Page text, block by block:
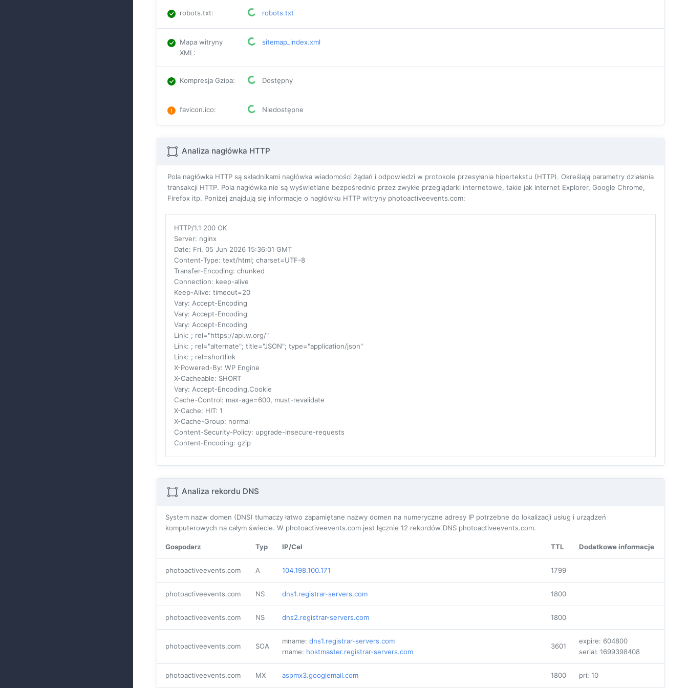
robots.txt: robots.txt
Mapa witryny
XML:
sitemap_index.xml
Kompresja Gzipa: Dostępny
favicon.ico: Niedostępne
Analiza nagłówka HTTP
Pola nagłówka HTTP są składnikami nagłówka wiadomości żądań i odpowiedzi w protokole przesyłania hipertekstu (HTTP). Określają parametry działania
transakcji HTTP. Pola nagłówka nie są wyświetlane bezpośrednio przez zwykłe przeglądarki internetowe, takie jak Internet Explorer, Google Chrome,
Firefox itp. Poniżej znajdują się informacje o nagłówku HTTP witryny photoactiveevents.com:
HTTP/1.1 200 OK
Server: nginx
Date: Fri, 05 Jun 2026 15:36:01 GMT
Content-Type: text/html; charset=UTF-8
Transfer-Encoding: chunked
Connection: keep-alive
Keep-Alive: timeout=20
Vary: Accept-Encoding
Vary: Accept-Encoding
Vary: Accept-Encoding
Link: ; rel="https://api.w.org/"
Link: ; rel="alternate"; title="JSON"; type="application/json"
Link: ; rel=shortlink
X-Powered-By: WP Engine
X-Cacheable: SHORT
Vary: Accept-Encoding,Cookie
Cache-Control: max-age=600, must-revalidate
X-Cache: HIT: 1
X-Cache-Group: normal
Content-Security-Policy: upgrade-insecure-requests
Content-Encoding: gzip
Analiza rekordu DNS
System nazw domen (DNS) tłumaczy łatwo zapamiętane nazwy domen na numeryczne adresy IP potrzebne do lokalizacji usług i urządzeń
komputerowych na całym świecie. W photoactiveevents.com jest łącznie 12 rekordów DNS photoactiveevents.com.
Gospodarz Typ IP/Cel TTL Dodatkowe informacje
photoactiveevents.com A 104.198.100.171 1799
photoactiveevents.com NS dns1.registrar-servers.com 1800
photoactiveevents.com NS dns2.registrar-servers.com 1800
photoactiveevents.com SOA
mname: dns1.registrar-servers.com
rname: hostmaster.registrar-servers.com
3601
expire: 604800
serial: 1699398408
photoactiveevents.com MX aspmx3.googlemail.com 1800 pri: 10